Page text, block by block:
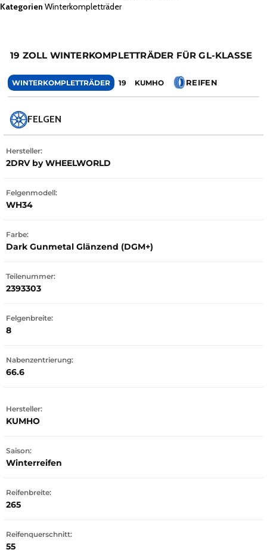
Kategorien Winterkompletträder
19 ZOLL WINTERKOMPLETTRÄDER FÜR GL-KLASSE
WINTERKOMPLETTRÄDER 19 KUMHO REIFEN
FELGEN
Hersteller:
2DRV by WHEELWORLD
Felgenmodell:
WH34
Farbe:
Dark Gunmetal Glänzend (DGM+)
Teilenummer:
2393303
Felgenbreite:
8
Nabenzentrierung:
66.6
Hersteller:
KUMHO
Saison:
Winterreifen
Reifenbreite:
265
Reifenquerschnitt:
55